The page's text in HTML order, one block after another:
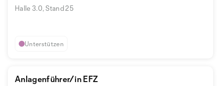
Halle 3.0, Stand 25
Unterstützen
Anlagenführer/in EFZ